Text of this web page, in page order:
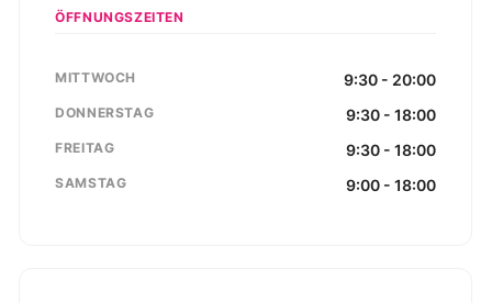
ÖFFNUNGSZEITEN
MITTWOCH 9:30 - 20:00
DONNERSTAG 9:30 - 18:00
FREITAG 9:30 - 18:00
SAMSTAG 9:00 - 18:00